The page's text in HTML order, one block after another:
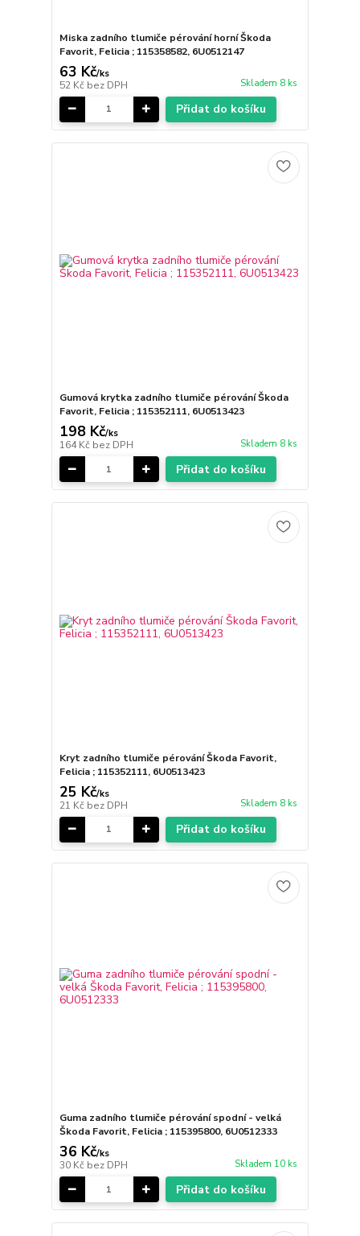
Miska zadního tlumiče pérování horní Škoda
Favorit, Felicia ; 115358582, 6U0512147
63 Kč/ks
52 Kč bez DPH Skladem 8 ks
Přidat do košíku
Gumová krytka zadního tlumiče pérování Škoda
Favorit, Felicia ; 115352111, 6U0513423
198 Kč/ks
164 Kč bez DPH Skladem 8 ks
Přidat do košíku
Kryt zadního tlumiče pérování Škoda Favorit,
Felicia ; 115352111, 6U0513423
25 Kč/ks
21 Kč bez DPH Skladem 8 ks
Přidat do košíku
Guma zadního tlumiče pérování spodní - velká
Škoda Favorit, Felicia ; 115395800, 6U0512333
36 Kč/ks
30 Kč bez DPH Skladem 10 ks
Přidat do košíku